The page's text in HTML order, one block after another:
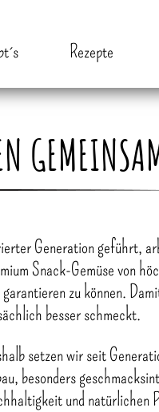
Rezepte
Generation geführt,
Snack-Gemüse von
garantieren zu können.
besser schmeckt.
setzen wir seit
besonders
und natürlichen